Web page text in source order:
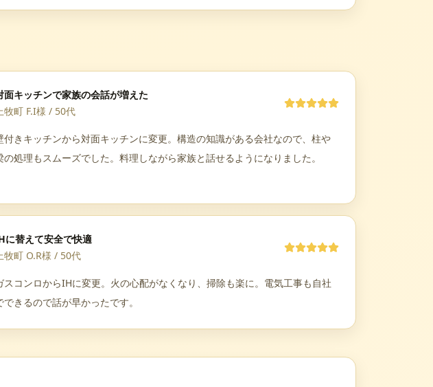
面キッチンで家族の会話が増えた
牧町 F.I様 / 50代
付きキッチンから対面キッチンに変更。構造の知識がある会社なので、柱や
の処理もスムーズでした。料理しながら家族と話せるようになりました。
に替えて安全で快適
牧町 O.R様 / 50代
スコンロからIHに変更。火の心配がなくなり、掃除も楽に。電気工事も自社
できるので話が早かったです。